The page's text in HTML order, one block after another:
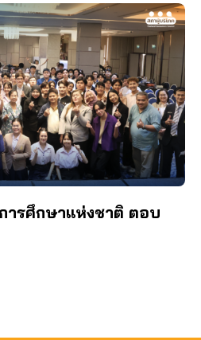
ารศึกษาแห่งชาติ ตอบ